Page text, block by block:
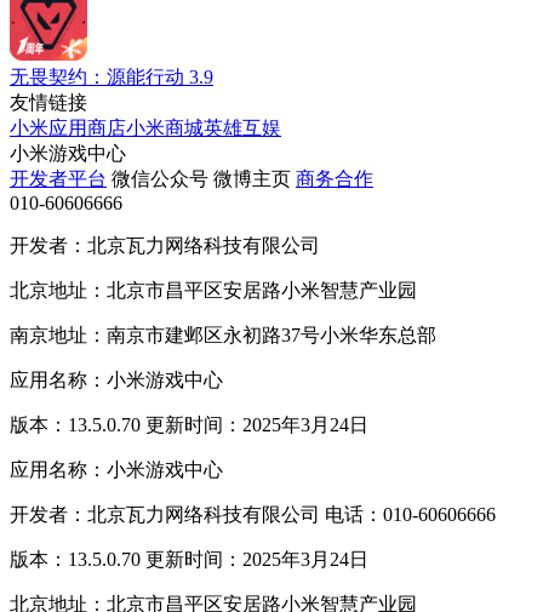
无畏契约：源能行动 3.9
友情链接
小米应用商店小米商城英雄互娱
小米游戏中心
开发者平台 微信公众号 微博主页 商务合作
010-60606666
开发者：北京瓦力网络科技有限公司
北京地址：北京市昌平区安居路小米智慧产业园
南京地址：南京市建邺区永初路37号小米华东总部
应用名称：小米游戏中心
版本：13.5.0.70 更新时间：2025年3月24日
应用名称：小米游戏中心
开发者：北京瓦力网络科技有限公司 电话：010-60606666
版本：13.5.0.70 更新时间：2025年3月24日
北京地址：北京市昌平区安居路小米智慧产业园